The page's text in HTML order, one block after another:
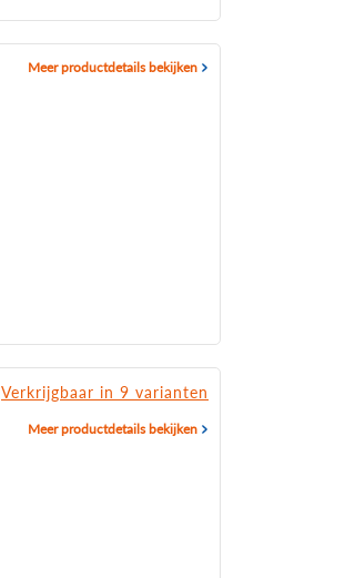
Meer productdetails bekijken
Verkrijgbaar in 9 varianten
Meer productdetails bekijken